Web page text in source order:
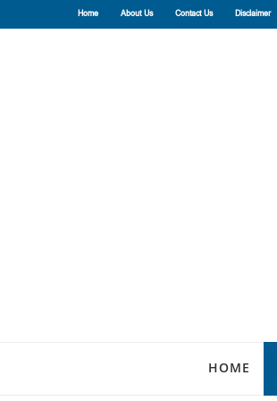
Home About Us Contact Us Disclaimer
HOME